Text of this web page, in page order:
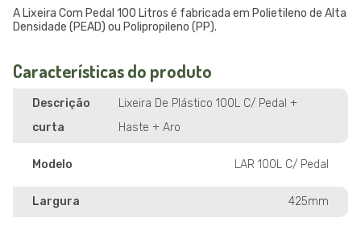
A Lixeira Com Pedal 100 Litros é fabricada em Polietileno de Alta
Densidade (PEAD) ou Polipropileno (PP).
Características do produto
Descrição
curta
Lixeira De Plástico 100L C/ Pedal +
Haste + Aro
Modelo LAR 100L C/ Pedal
Largura 425mm